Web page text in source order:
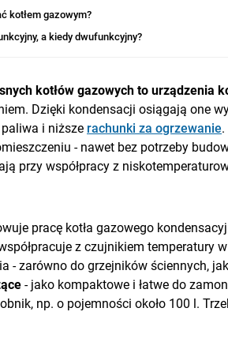
kotłem gazowym?
a kiedy dwufunkcyjny?
kotłów gazowych to urządzenia
Dzięki kondensacji osiągają one
i niższe rachunki za ogrzewanie
- nawet bez potrzeby
przy współpracy z
pracę kotła gazowego
z czujnikiem
- zarówno do grzejników ściennych,
- jako kompaktowe i łatwe do
np. o pojemności około 100 l.